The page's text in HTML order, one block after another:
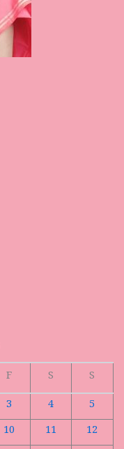
F S
S
3 4
5
10 11
12